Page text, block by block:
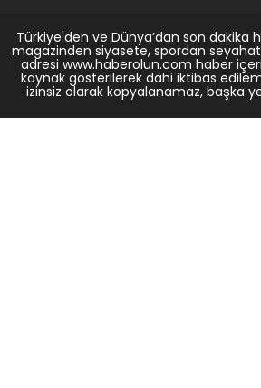
Türkiye'den ve Dünya’dan son dakika
magazinden siyasete, spordan
adresi www.haberolun.com haber
kaynak gösterilerek dahi iktibas
izinsiz olarak kopyalanamaz, başka